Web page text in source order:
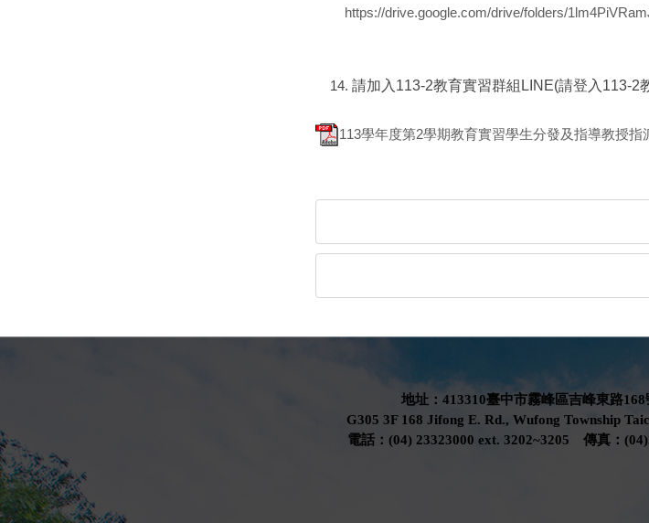
https://drive.google.com/drive/folders/
請加入113-2教育實習群組LINE(請登入113-
113學年度第2學期教育實習學生分發及指導教授指
地址：413310臺中市霧峰區吉峰東路
G305 3F 168 Jifong E. Rd., Wufong Township
電話：(04) 23323000 ext. 3202~3205 傳真：